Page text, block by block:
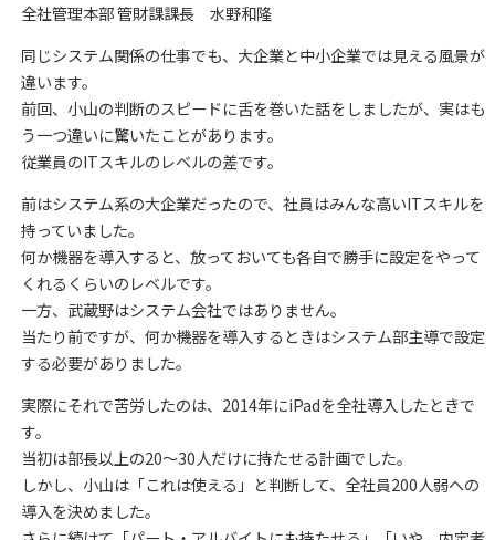
全社管理本部 管財課課長 水野和隆
同じシステム関係の仕事でも、大企業と中小企業では見える風景が
違います。
前回、小山の判断のスピードに舌を巻いた話をしましたが、実はも
う一つ違いに驚いたことがあります。
従業員のITスキルのレベルの差です。
前はシステム系の大企業だったので、社員はみんな高いITスキルを
持っていました。
何か機器を導入すると、放っておいても各自で勝手に設定をやって
くれるくらいのレベルです。
一方、武蔵野はシステム会社ではありません。
当たり前ですが、何か機器を導入するときはシステム部主導で設定
する必要がありました。
実際にそれで苦労したのは、2014年にiPadを全社導入したときで
す。
当初は部長以上の20～30人だけに持たせる計画でした。
しかし、小山は「これは使える」と判断して、全社員200人弱への
導入を決めました。